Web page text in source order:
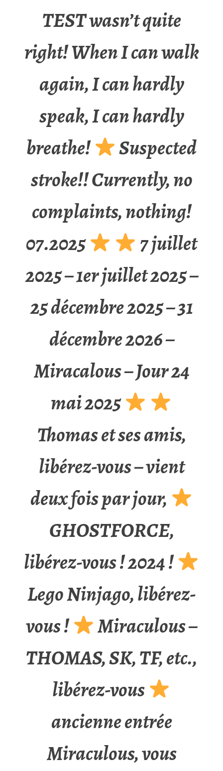
TEST wasn’t quite
right! When I can walk
again, I can hardly
speak, I can hardly
breathe!
Suspected
stroke!! Currently, no
complaints, nothing!
07.2025
7 juillet
2025 – 1er juillet 2025 –
25 décembre 2025 – 31
décembre 2026 –
Miracalous – Jour 24
mai 2025
Thomas et ses amis,
libérez-vous – vient
deux fois par jour,
GHOSTFORCE,
libérez-vous ! 2024 !
Lego Ninjago, libérez-
vous !
Miraculous –
THOMAS, SK, TF, etc.,
libérez-vous
ancienne entrée
Miraculous, vous